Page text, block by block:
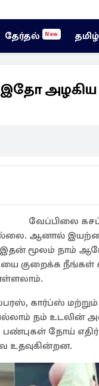
தேர்தல் New
இதோ அழகிய
வேப்பிலை
ஆனால்
மூலம் நாம்
குறைக்க நீங்கள்
கார்ப்ஸ்
நம் உடலின்
நோய்
உதவுகின்றன.